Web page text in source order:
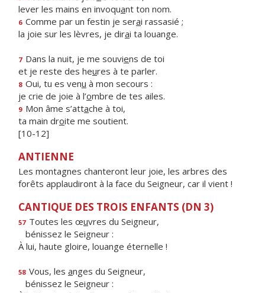
lever les mains en invoquant ton nom.
6 Comme par un festin je serai rassasié ;
la joie sur les lèvres, je dirai ta louange.
7 Dans la nuit, je me souviens de toi
et je reste des heures à te parler.
8 Oui, tu es venu à mon secours :
je crie de joie à l’ombre de tes ailes.
9 Mon âme s’attache à toi,
ta main droite me soutient.
[10-12]
ANTIENNE
Les montagnes chanteront leur joie, les arbres des
forêts applaudiront à la face du Seigneur, car il vient !
CANTIQUE DES TROIS ENFANTS (DN 3)
57 Toutes les œuvres du Seigneur,
bénissez le Seigneur :
À lui, haute gloire, louange éternelle !
58 Vous, les anges du Seigneur,
bénissez le Seigneur :